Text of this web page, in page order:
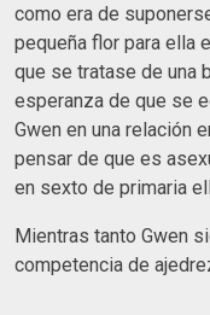
como era de
pequeña flor para ella
que se tratase de una
esperanza de que se
Gwen en una relación
pensar de que es
en sexto de primaria
Mientras tanto Gwen
competencia de